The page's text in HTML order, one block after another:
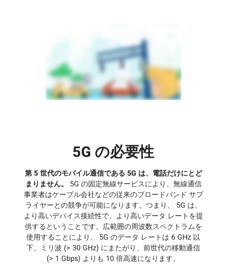
5G の必要性
第 5 世代のモバイル通信である 5G は、電話だけにとど
まりません。
5G の固定無線サービスにより、無線通信
事業者はケーブル会社などの従来のブロードバンド サプ
ライヤーとの競争が可能になります。つまり、 5G は、
より高いデバイス接続性で、より高いデータ レートを提
供するということです。広範囲の周波数スペクトラムを
使用することにより、 5G のデータ レートは 6 GHz 以
下、ミリ波 (> 30 GHz) にまたがり、前世代の移動通信
(> 1 Gbps) よりも 10 倍高速になります。